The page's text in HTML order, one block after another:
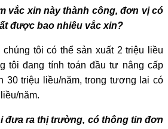
vắc xin này thành công, đơn vị có
được bao nhiêu vắc xin?
tôi có thể sản xuất 2 triệu liều
tôi đang tính toán đầu tư nâng cấp
30 triệu liều/năm, trong tương lai có
năm.
đưa ra thị trường, có thông tin đơn